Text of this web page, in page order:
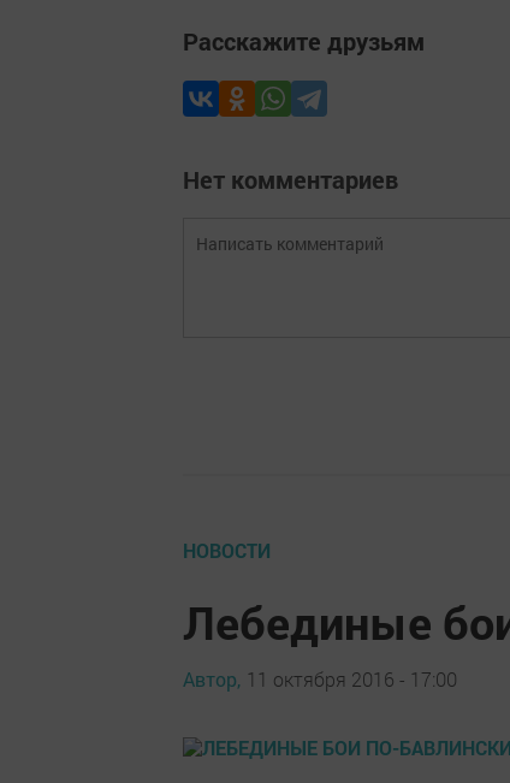
Расскажите друзьям
Нет комментариев
НОВОСТИ
Лебединые
Автор, 11 октября 2016 - 17:00